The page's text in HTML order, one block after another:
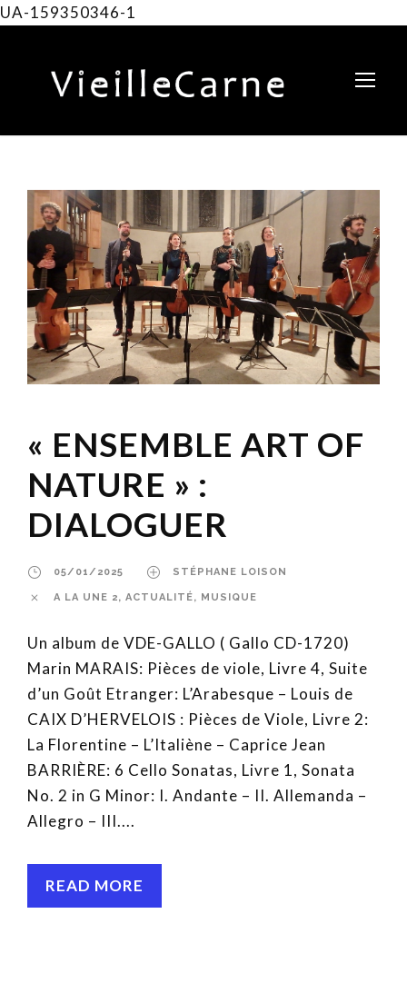
UA-159350346-1
« ENSEMBLE ART OF
NATURE » :
DIALOGUER
05/01/2025 STÉPHANE LOISON
A LA UNE 2, ACTUALITÉ, MUSIQUE
Un album de VDE-GALLO ( Gallo CD-1720)
Marin MARAIS: Pièces de viole, Livre 4, Suite
d’un Goût Etranger: L’Arabesque – Louis de
CAIX D’HERVELOIS : Pièces de Viole, Livre 2:
La Florentine – L’Italiène – Caprice Jean
BARRIÈRE: 6 Cello Sonatas, Livre 1, Sonata
No. 2 in G Minor: I. Andante – II. Allemanda –
Allegro – III....
READ MORE